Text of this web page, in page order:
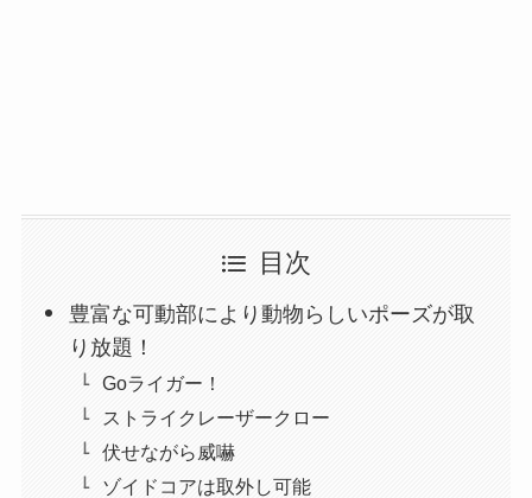
目次
豊富な可動部により動物らしいポーズが取
り放題！
Goライガー！
ストライクレーザークロー
伏せながら威嚇
ゾイドコアは取外し可能